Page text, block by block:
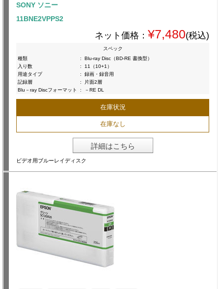
SONY ソニー
11BNE2VPPS2
ネット価格： ¥7,480(税込)
スペック
種類
:
Blu-ray Disc（BD-RE 書換型）
入り数
:
11（10+1）
用途タイプ
:
録画・録音用
記録層
:
片面2層
Blu－ray Discフォーマット
: －RE DL
在庫状況
在庫なし
詳細はこちら
ビデオ用ブルーレイディスク